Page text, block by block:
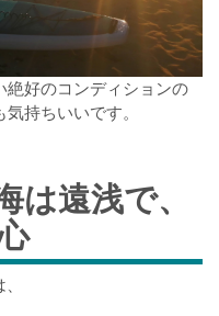
絶好のコンディションの
持ちいいです。
は遠浅で、